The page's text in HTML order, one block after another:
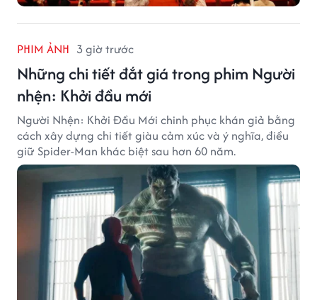
PHIM ẢNH 3 giờ trước
Những chi tiết đắt giá trong phim Người
nhện: Khởi đầu mới
Người Nhện: Khởi Đầu Mới chinh phục khán giả bằng
cách xây dựng chi tiết giàu cảm xúc và ý nghĩa, điều
giữ Spider-Man khác biệt sau hơn 60 năm.